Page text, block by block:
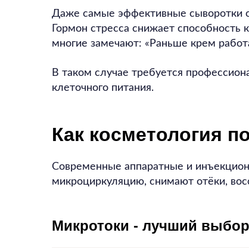
Даже самые эффективные сыворотки
Гормон стресса снижает
многие замечают: «Раньше крем
В таком случае требуется
клеточного питания.
Как косметология
Современные аппаратные и
микроциркуляцию, снимают отёки,
Микротоки - лучший выбор